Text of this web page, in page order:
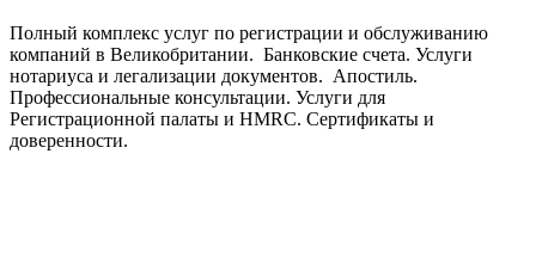
Полный комплекс услуг по регистрации и обслуживанию
компаний в Великобритании. Банковские счета. Услуги
нотариуса и легализации документов. Апостиль.
Профессиональные консультации. Услуги для
Регистрационной палаты и HMRC. Сертификаты и
доверенности.